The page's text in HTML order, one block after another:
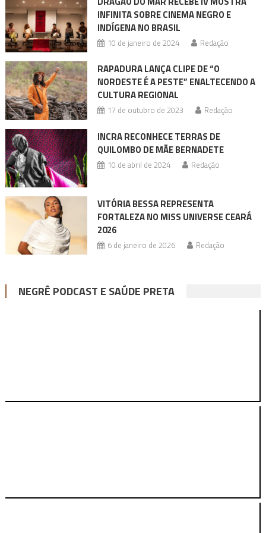
INFINITA SOBRE CINEMA NEGRO E
INDÍGENA NO BRASIL
10 de janeiro de 2024 Redação
RAPADURA LANÇA CLIPE DE “O
NORDESTE É A PESTE” ENALTECENDO A
CULTURA REGIONAL
17 de outubro de 2023 Redação
INCRA RECONHECE TERRAS DE
QUILOMBO DE MÃE BERNADETE
10 de abril de 2024 Redação
VITÓRIA BESSA REPRESENTA
FORTALEZA NO MISS UNIVERSE CEARÁ
2026
6 de janeiro de 2026 Redação
NEGRÊ PODCAST E SAÚDE PRETA